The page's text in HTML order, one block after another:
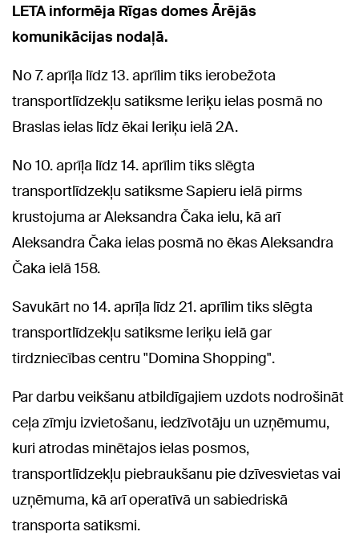
LETA informēja Rīgas domes Ārējās
komunikācijas nodaļā.
No 7. aprīļa līdz 13. aprīlim tiks ierobežota
transportlīdzekļu satiksme Ieriķu ielas posmā no
Braslas ielas līdz ēkai Ieriķu ielā 2A.
No 10. aprīļa līdz 14. aprīlim tiks slēgta
transportlīdzekļu satiksme Sapieru ielā pirms
krustojuma ar Aleksandra Čaka ielu, kā arī
Aleksandra Čaka ielas posmā no ēkas Aleksandra
Čaka ielā 158.
Savukārt no 14. aprīļa līdz 21. aprīlim tiks slēgta
transportlīdzekļu satiksme Ieriķu ielā gar
tirdzniecības centru "Domina Shopping".
Par darbu veikšanu atbildīgajiem uzdots nodrošināt
ceļa zīmju izvietošanu, iedzīvotāju un uzņēmumu,
kuri atrodas minētajos ielas posmos,
transportlīdzekļu piebraukšanu pie dzīvesvietas vai
uzņēmuma, kā arī operatīvā un sabiedriskā
transporta satiksmi.